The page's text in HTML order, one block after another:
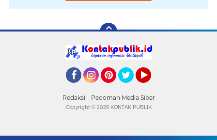
Redaksi Pedoman Media Siber
Copyright © 2026 KONTAK PUBLIK